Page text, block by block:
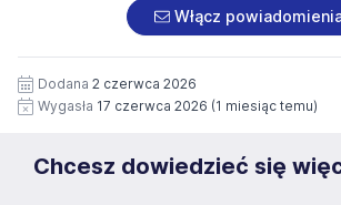
pod numerem 33 816 64 09 lub pisemnie
siedziby administratora.
https://www.workprofit.pl/klauzula-
załączonych dokumentach aplikacyjnych
wizerunku), na potrzeby przyszłych
12 miesięcy. Zgoda jest dobrowolna i
czasie wycofana.
Włącz
Dodana 2 czerwca 2026
Wygasła 17 czerwca 2026 (1 miesiąc temu)
Chcesz dowiedzieć się